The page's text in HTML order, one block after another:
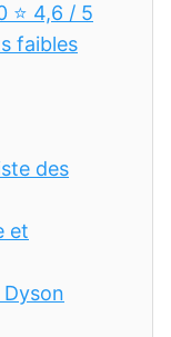
⭐ 4,6 / 5
faibles
des
et
Dyson